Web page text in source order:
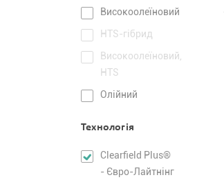
Високоолеїновий
HTS-гібрид
Високоолеїновий,
HTS
Олійний
Технологія
Clearfield Plus®
- Євро-Лайтнінг